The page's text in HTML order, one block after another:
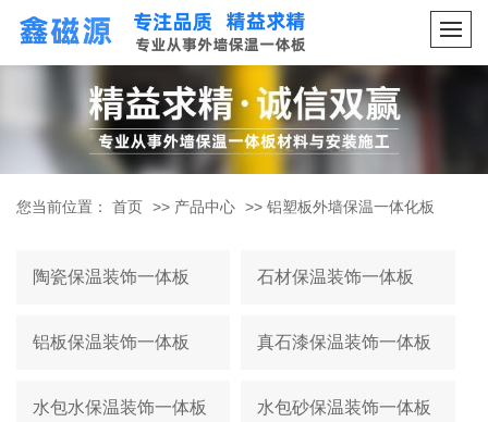
您当前位置： 首页 >> 产品中心 >> 铝塑板外墙保温一体化板
陶瓷保温装饰一体板 石材保温装饰一体板
铝板保温装饰一体板 真石漆保温装饰一体板
水包水保温装饰一体板 水包砂保温装饰一体板